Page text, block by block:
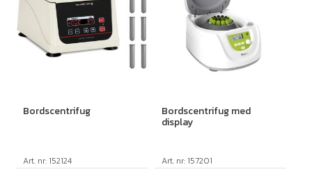
Bordscentrifug
Art. nr: 152124
Bordscentrifug med
display
Art. nr: 157201